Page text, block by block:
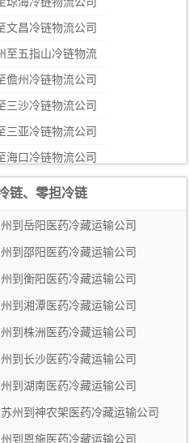
文昌冷链物流公司
至五指山冷链物流
儋州冷链物流公司
三沙冷链物流公司
三亚冷链物流公司
海口冷链物流公司
海南冷链物流公司
崇左冷链物流公司
来宾冷链物流公司
河池冷链物流公司
贺州冷链物流公司
百色冷链物流公司
玉林冷链物流公司
贵港冷链物流公司
钦州冷链物流公司
至防城港冷链物流
链、零担冷链
到岳阳医药冷藏运输公司
到邵阳医药冷藏运输公司
到衡阳医药冷藏运输公司
到湘潭医药冷藏运输公司
到株洲医药冷藏运输公司
到长沙医药冷藏运输公司
到湖南医药冷藏运输公司
州到神农架医药冷藏运输公司
到恩施医药冷藏运输公司